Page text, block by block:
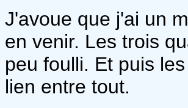
J'avoue que j'ai un
en venir. Les trois
peu foulli. Et puis
lien entre tout.